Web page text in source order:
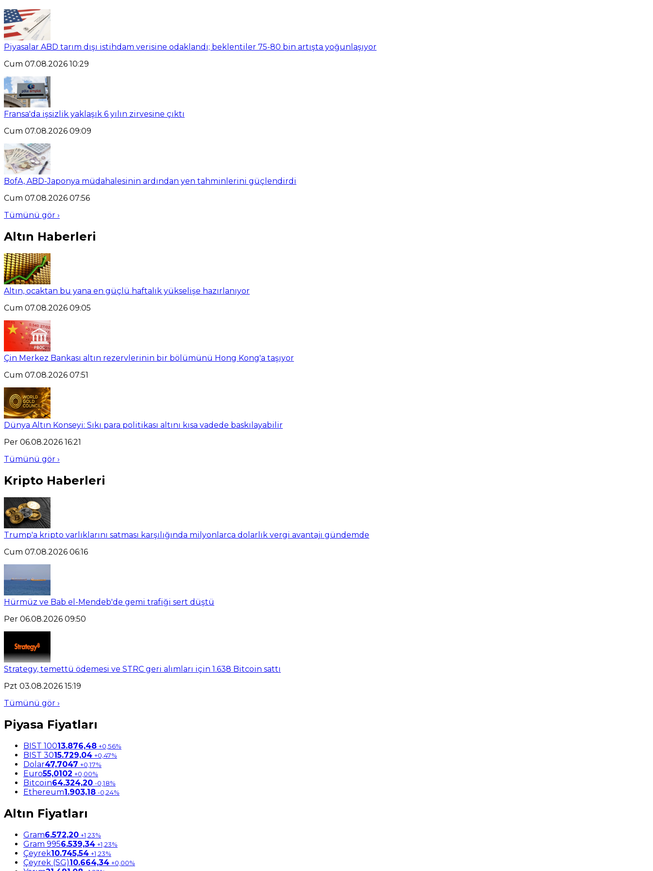
Piyasalar ABD tarım dışı istihdam verisine odaklandı; beklentiler 75-80 bin artışta yoğunlaşıyor
Cum 07.08.2026 10:29
Fransa'da işsizlik yaklaşık 6 yılın zirvesine çıktı
Cum 07.08.2026 09:09
BofA, ABD-Japonya müdahalesinin ardından yen tahminlerini güçlendirdi
Cum 07.08.2026 07:56
Tümünü gör ›
Altın Haberleri
Altın, ocaktan bu yana en güçlü haftalık yükselişe hazırlanıyor
Cum 07.08.2026 09:05
Çin Merkez Bankası altın rezervlerinin bir bölümünü Hong Kong'a taşıyor
Cum 07.08.2026 07:51
Dünya Altın Konseyi: Sıkı para politikası altını kısa vadede baskılayabilir
Per 06.08.2026 16:21
Tümünü gör ›
Kripto Haberleri
Trump'a kripto varlıklarını satması karşılığında milyonlarca dolarlık vergi avantajı gündemde
Cum 07.08.2026 06:16
Hürmüz ve Bab el-Mendeb'de gemi trafiği sert düştü
Per 06.08.2026 09:50
Strategy, temettü ödemesi ve STRC geri alımları için 1.638 Bitcoin sattı
Pzt 03.08.2026 15:19
Tümünü gör ›
Piyasa Fiyatları
BIST 10013.876,48 +0,56%
BIST 3015.729,04 +0,47%
Dolar47,7047 +0,17%
Euro55,0102 +0,00%
Bitcoin64.324,20 -0,18%
Ethereum1.903,18 -0,24%
Altın Fiyatları
Gram6.572,20 +1,23%
Gram 9956.539,34 +1,23%
Çeyrek10.745,54 +1,23%
Çeyrek (SG)10.664,34 +0,00%